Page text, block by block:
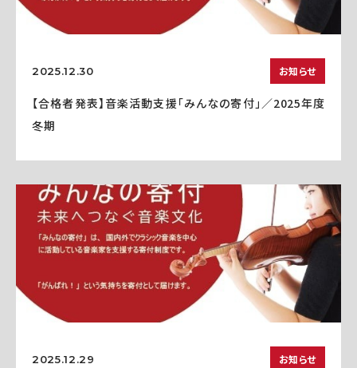
2025.12.30 お知らせ
【合格者発表】音楽活動支援「みんなの寄付」／2025年度
冬期
2025.12.29 お知らせ